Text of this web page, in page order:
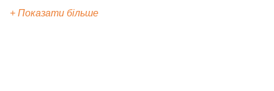
+ Показати більше